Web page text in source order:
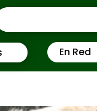
En Red